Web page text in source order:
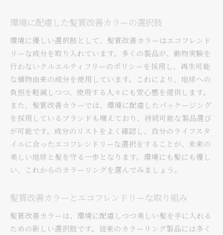
環境に配慮した髪質改善カラーの選択肢
環境に優しい選択肢として、髪質改善カラーはエコフレンド
リーな成分を取り入れています。多くの製品が、動物実験を
行わないクルエルティフリーのポリシーを採用し、再生可能
な植物由来の成分を使用しています。これにより、地球への
負担を軽減しつつ、使用する人々にも安心感を提供します。
また、髪質改善カラーでは、環境に配慮したパッケージング
を採用しているブランドも増えており、持続可能な製品選び
が可能です。成分のリストをよく確認し、自分のライフスタ
イルに合ったエコフレンドリーな選択をすることが、未来の
美しい地球と髪を守る一歩となります。環境にも髪にも優し
い、これからのカラーリングを選んでみましょう。
髪質改善カラーとエコフレンドリーな取り組み
髪質改善カラーは、環境に配慮しつつ美しい髪を手に入れる
ための新しい選択肢です。従来のカラーリング製品には多く